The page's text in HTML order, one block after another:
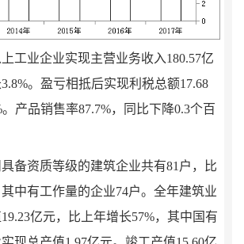
工业企业实现主营业务收入180.57亿
3.8%。盈亏相抵后实现利税总额17.68
。产品销售率87.7%，同比下降0.3个百
备资质等级的建筑企业共有81 户，比
其中有工作量的企业74户。全年建筑业
19.23亿元，比上年增长57%，其中国有